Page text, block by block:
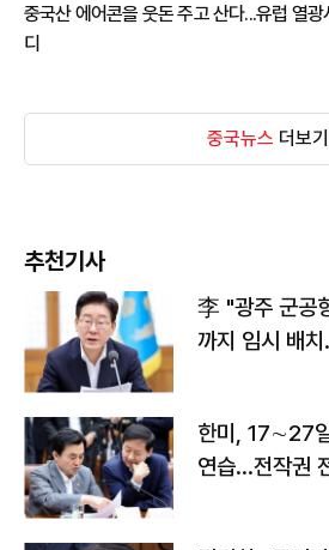
중국산 에어콘을 웃돈 주고 산다...유럽 열광
디
중국뉴스 더보기
추천기사
李 "광주 군공
까지 임시 배
한미, 17∼27
연습…전작권